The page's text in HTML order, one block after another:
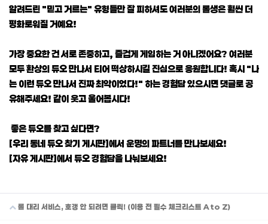
알려드린 "믿고 거르는" 유형들만 잘 피하셔도 여러분의 롤생은 훨씬 더
평화로워질 거예요!
가장 중요한 건 서로 존중하고, 즐겁게 게임하는 거 아니겠어요? 여러분
모두 환상의 듀오 만나서 티어 떡상하시길 진심으로 응원합니다! 혹시 "나
는 이런 듀오 만나서 진짜 최악이었다!" 하는 경험담 있으시면 댓글로 공
유해주세요! 같이 웃고 울어봅시다!
좋은 듀오를 찾고 싶다면?
[우리 동네 듀오 찾기 게시판]에서 운명의 파트너를 만나보세요!
[자유 게시판]에서 듀오 경험담을 나눠보세요!
롤 대리 서비스, 호갱 안 되려면 클릭! (이용 전 필수 체크리스트 A to Z)